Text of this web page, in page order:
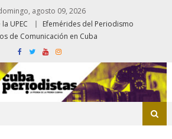
agosto 09, 2026
UPEC
Efemérides del Periodismo
de Comunicación en Cuba